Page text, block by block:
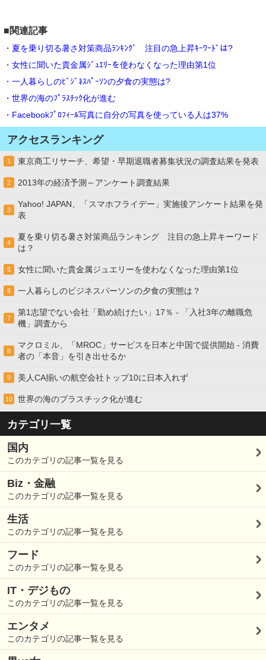
■関連記事
・夏を乗り切る暑さ対策商品ﾗﾝｷﾝｸﾞ 注目の急上昇ｷｰﾜｰﾄﾞは?
・女性に聞いた貴金属ｼﾞｭｴﾘｰを使わなくなった理由第1位
・一人暮らしのﾋﾞｼﾞﾈｽﾊﾟｰｿﾝの夕食の実態は?
・世界の海のﾌﾟﾗｽﾁｯｸ化が進む
・Facebookﾌﾟﾛﾌｨｰﾙ写真に自分の写真を使っている人は37%
アクセスランキング
1 東京商工リサーチ、希望・早期退職者募集状況の調査結果を発表
2 2013年の経済予測～アンケート調査結果
3
Yahoo! JAPAN、「スマホフライデー」実施後アンケート結果を発
表
4
夏を乗り切る暑さ対策商品ランキング 注目の急上昇キーワード
は？
5 女性に聞いた貴金属ジュエリーを使わなくなった理由第1位
6 一人暮らしのビジネスパーソンの夕食の実態は？
7
第1志望でない会社「勤め続けたい」17％ - 「入社3年の離職危
機」調査から
8
マクロミル、「MROC」サービスを日本と中国で提供開始 - 消費
者の「本音」を引き出せるか
9 美人CA揃いの航空会社トップ10に日本入れず
10 世界の海のプラスチック化が進む
カテゴリ一覧
国内
このカテゴリの記事一覧を見る
Biz・金融
このカテゴリの記事一覧を見る
生活
このカテゴリの記事一覧を見る
フード
このカテゴリの記事一覧を見る
IT・デジもの
このカテゴリの記事一覧を見る
エンタメ
このカテゴリの記事一覧を見る